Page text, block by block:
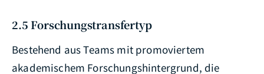
2.5 Forschungstransfertyp
Bestehend aus Teams mit promoviertem
akademischem Forschungshintergrund, die